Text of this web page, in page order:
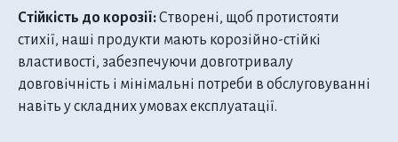
Стійкість до корозії:Створені, щоб протистояти
стихії, наші продукти мають корозійно-стійкі
властивості, забезпечуючи довготривалу
довговічність і мінімальні потреби в обслуговуванні
навіть у складних умовах експлуатації.